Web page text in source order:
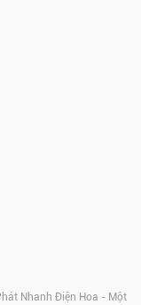
Nhanh Điện Hoa - Một